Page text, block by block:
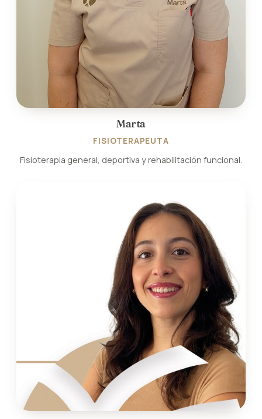
Marta
FISIOTERAPEUTA
Fisioterapia general, deportiva y rehabilitación funcional.